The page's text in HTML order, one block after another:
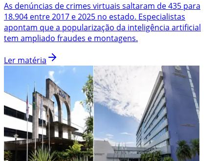
As denúncias de crimes virtuais saltaram de 435 para
18.904 entre 2017 e 2025 no estado. Especialistas
apontam que a popularização da inteligência artificial
tem ampliado fraudes e montagens.
Ler matéria